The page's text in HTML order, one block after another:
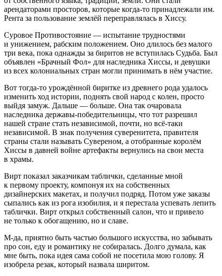
арендаторами просторов, которые когда-то принадлежали им.
Рента за пользование землёй переправлялась в Хиссу.
Суровое Противостояние — испытание трудностями
и унижением, рабским положением. Оно длилось без малого
три века, пока однажды за биритов не вступилась Судьба. Был
объявлен «Брачный Фол» для наследника Хиссы, и девушки
из всех колониальных стран могли принимать в нём участие.
Вот тогда-то урождённой биритке из древнего рода удалось
изменить ход истории, поднять свой народ с колен, просто
выйдя замуж. Дальше — больше. Она так очаровала
наследника державы-победительницы, что тот разрешил
нашей стране стать независимой, почти, но всё-таки
независимой. В знак получения суверенитета, правителя
страны стали называть Сувереном, а отобранные королём
Хиссы в давней войне артефакты вернулись на свои места
в храмы.
Вирт показал заказчикам таблички, сделанные мной
к первому проекту, компонуя их на собственных
дизайнерских макетах, и получил подряд. Потом уже заказы
сыпались как из рога изобилия, и я перестала успевать лепить
таблички. Вирт открыл собственный салон, что и привело
не только к обогащению, но и славе.
М-да, приятно быть частью большого искусства, но забывать
про сон, еду и романтику не собиралась. Долго думала, как
мне быть, пока идея сама собой не посетила мою голову. Я
изобрела резак, который назвала ширитом.